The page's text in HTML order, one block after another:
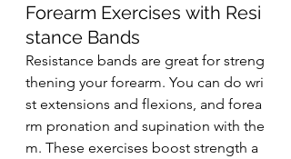
Forearm Exercises with Resi
stance Bands
Resistance bands are great for streng
thening your forearm. You can do wri
st extensions and flexions, and forea
rm pronation and supination with the
m. These exercises boost strength a